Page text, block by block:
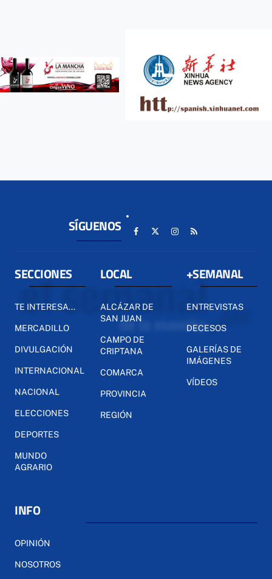
SÍGUENOS
SECCIONES
TE INTERESA...
MERCADILLO
DIVULGACIÓN
INTERNACIONAL
NACIONAL
ELECCIONES
DEPORTES
MUNDO
AGRARIO
LOCAL
ALCÁZAR DE
SAN JUAN
CAMPO DE
CRIPTANA
COMARCA
PROVINCIA
REGIÓN
+SEMANAL
ENTREVISTAS
DECESOS
GALERÍAS DE
IMÁGENES
VÍDEOS
INFO
OPINIÓN
NOSOTROS